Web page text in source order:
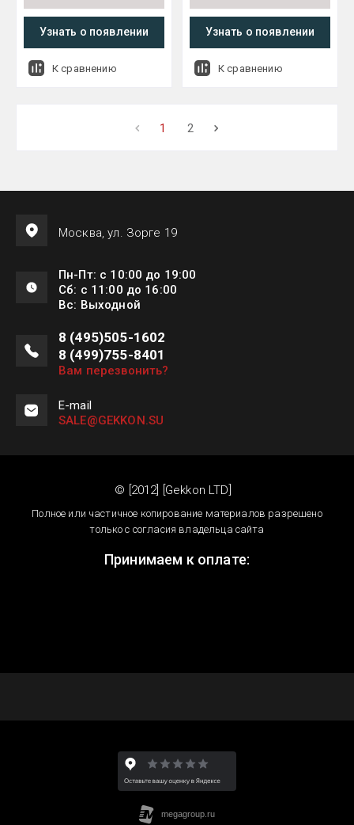
Узнать о появлении
К сравнению
Узнать о появлении
К сравнению
1 2
Москва, ул. Зорге 19
Пн-Пт: с 10:00 до 19:00
Сб: с 11:00 до 16:00
Вс: Выходной
8 (495)505-1602
8 (499)755-8401
Вам перезвонить?
E-mail
SALE@GEKKON.SU
© [2012] [Gekkon LTD]
Полное или частичное копирование материалов разрешено
только с согласия владельца сайта
Принимаем к оплате: